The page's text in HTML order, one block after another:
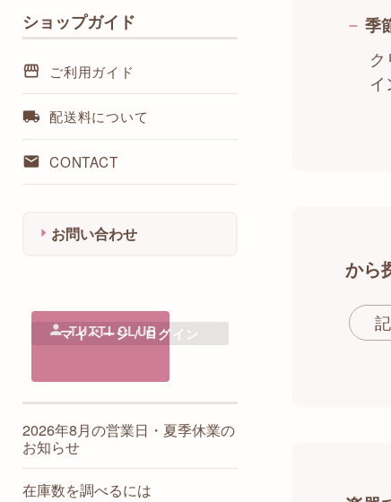
Masaenocturne / イラストレ
Rie / 音楽・楽器のネックレス
ッズ
NanaMomo / 音楽柄布小物
baby-humming / 楽曲アクセサ
リー
clavecin / オリジナル雑貨
千代原歩 / 大譜表鍵盤シート
KOTOBUKI MICHIRU / 楽器ア
たむたむ / 水引アート＆クラ
ペダルカバー
フルールドポム / 楽器のプリ
ザーブドフラワー
ハンドメイド小物
ストラップ・チャーム
ショップガイド
ご利用ガイド
配送料について
CONTACT
お問い合わせ
TUTTI CLUB
マイページ / ログイン
2026年8月の営業日・夏季休業の
お知らせ
在庫数を調べるには
季
から